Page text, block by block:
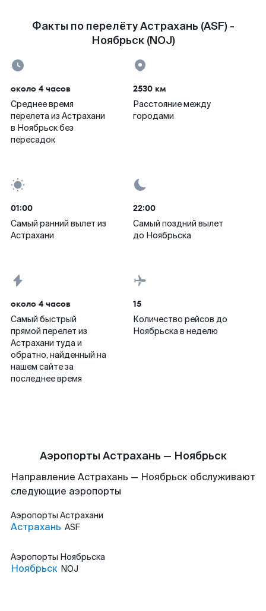
Факты по перелёту Астрахань (ASF) -
Ноябрьск (NOJ)
около 4 часов
Среднее время
перелета из Астрахани
в Ноябрьск без
пересадок
2530 км
Расстояние между
городами
01:00
Самый ранний вылет из
Астрахани
22:00
Самый поздний вылет
до Ноябрьска
около 4 часов
Самый быстрый
прямой перелет из
Астрахани туда и
обратно, найденный на
нашем сайте за
последнее время
15
Количество рейсов до
Ноябрьска в неделю
Аэропорты Астрахань — Ноябрьск
Направление Астрахань — Ноябрьск обслуживают
следующие аэропорты
Аэропорты Астрахани
Астрахань ASF
Аэропорты Ноябрьска
Ноябрьск NOJ